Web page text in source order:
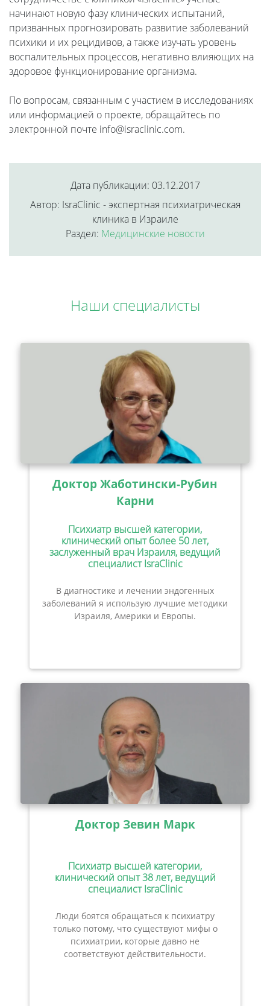
начинают новую фазу клинических испытаний,
призванных прогнозировать развитие заболеваний
психики и их рецидивов, а также изучать уровень
воспалительных процессов, негативно влияющих на
здоровое функционирование организма.
По вопросам, связанным с участием в исследованиях
или информацией о проекте, обращайтесь по
электронной почте info@israclinic.com.
Дата публикации: 03.12.2017
Автор: IsraClinic - экспертная психиатрическая
клиника в Израиле
Раздел: Медицинские новости
Наши специалисты
Доктор Жаботински-Рубин
Карни
Психиатр высшей категории,
клинический опыт более 50 лет,
заслуженный врач Израиля, ведущий
специалист IsraClinic
В диагностике и лечении эндогенных
заболеваний я использую лучшие методики
Израиля, Америки и Европы.
Доктор Зевин Марк
Психиатр высшей категории,
клинический опыт 38 лет, ведущий
специалист IsraClinic
Люди боятся обращаться к психиатру
только потому, что существуют мифы о
психиатрии, которые давно не
соответствуют действительности.